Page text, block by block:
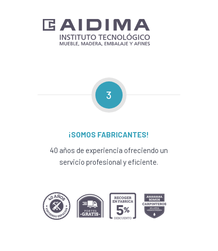
3
¡SOMOS FABRICANTES!
40 años de experiencia ofreciendo un
servicio profesional y eficiente.